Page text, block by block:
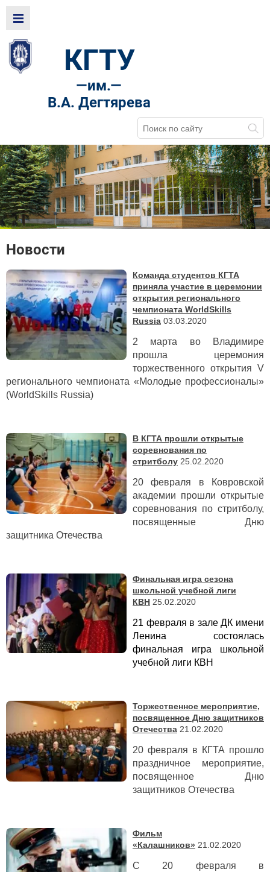
КГТУ
—им.—
В.А. Дегтярева
Новости
Команда студентов КГТА
приняла участие в церемонии
открытия регионального
чемпионата WorldSkills
Russia 03.03.2020
2 марта во Владимире
прошла церемония
торжественного открытия V
регионального чемпионата «Молодые профессионалы»
(WorldSkills Russia)
В КГТА прошли открытые
соревнования по
стритболу 25.02.2020
20 февраля в Ковровской
академии прошли открытые
соревнования по стритболу,
посвященные Дню
защитника Отечества
Финальная игра сезона
школьной учебной лиги
КВН 25.02.2020
21 февраля в зале ДК имени
Ленина состоялась
финальная игра школьной
учебной лиги КВН
Торжественное мероприятие,
посвященное Дню защитников
Отечества 21.02.2020
20 февраля в КГТА прошло
праздничное мероприятие,
посвященное Дню
защитников Отечества
Фильм
«Калашников» 21.02.2020
С 20 февраля в